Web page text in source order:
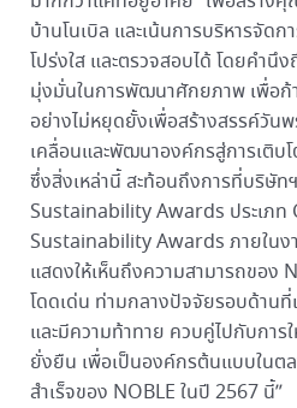
บ้านโนเบิล และเน้นการบริหารจัด
โปร่งใส และตรวจสอบได้ โดยคำนึ
มุ่งมั่นในการพัฒนาศักยภาพ เพื่อก้
อย่างไม่หยุดยั้งเพื่อสร้างสรรค์วัน
เคลื่อนและพัฒนาองค์กรสู่การเติบ
ซึ่งสิ่งเหล่านี้ สะท้อนถึงการที่บริษัท
Sustainability Awards ประเภ
Sustainability Awards ภายในง
แสดงให้เห็นถึงความสามารถของ
โดดเด่น ท่ามกลางปัจจัยรอบด้านที่
และมีความท้าทาย ควบคู่ไปกับกา
ยั่งยืน เพื่อเป็นองค์กรต้นแบบในต
สำเร็จของ NOBLE ในปี 2567 นี้”